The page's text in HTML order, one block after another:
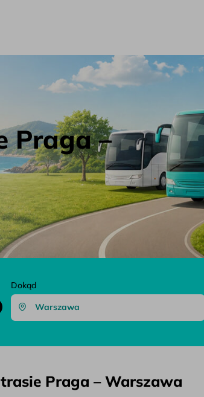
Praga –
Dokąd
Praga – Warszawa